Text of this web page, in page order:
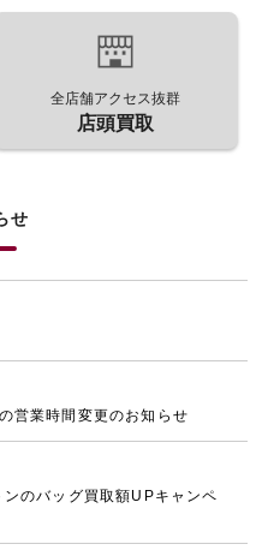
全店舗アクセス抜群
店頭買取
せ
営業時間変更のお知らせ
のバッグ買取額UPキャンペ